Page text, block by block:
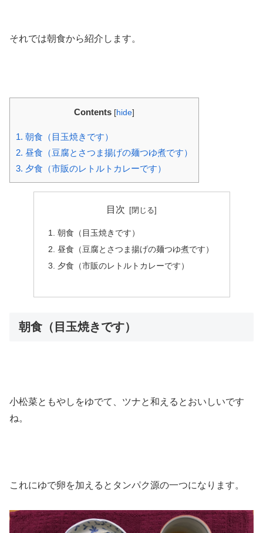
それでは朝食から紹介します。
Contents [hide]
1. 朝食（目玉焼きです）
2. 昼食（豆腐とさつま揚げの麺つゆ煮です）
3. 夕食（市販のレトルトカレーです）
目次
朝食（目玉焼きです）
昼食（豆腐とさつま揚げの麺つゆ煮です）
夕食（市販のレトルトカレーです）
朝食（目玉焼きです）
小松菜ともやしをゆでて、ツナと和えるとおいしいです
ね。
これにゆで卵を加えるとタンパク源の一つになります。